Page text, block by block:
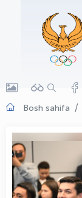
Bosh sahifa
Onlayn ·